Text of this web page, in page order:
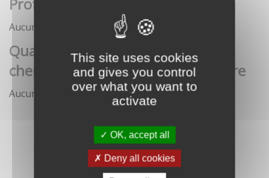
This site uses cookies
and gives you control
over what you want to
activate
OK, accept all
Deny all cookies
Aucune démarche pour le moment
Qualification des enseignants-
chercheurs en écoles d'architecture
Aucune démarche pour le moment